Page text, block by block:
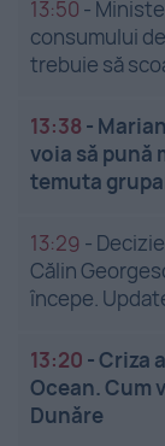
13:50 -
consumului
trebuie să
13:38 -
voia să pună
temuta
13:29 -
Călin
începe.
13:20 -Criza
Ocean. Cum
Dunăre